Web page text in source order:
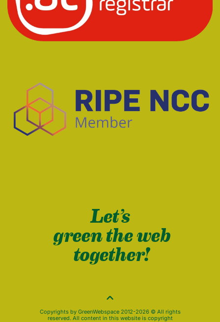
Let’s
green the web
together!
Copyrights by GreenWebspace 2012-2026 © All rights
reserved. All content in this website is copyright